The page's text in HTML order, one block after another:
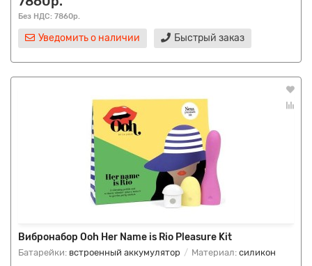
Без НДС: 7860р.
Уведомить о наличии Быстрый заказ
Вибронабор Ooh Her Name is Rio Pleasure Kit
Батарейки: встроенный аккумулятор Материал: силикон